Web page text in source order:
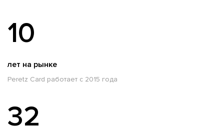
10
лет на рынке
Peretz Card работает с 2015 года
32